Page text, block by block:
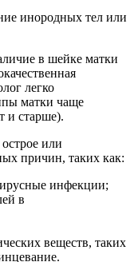
инородных тел или
в шейке матки
легко
матки чаще
и старше).
или
причин, таких как:
инфекции;
в
веществ, таких